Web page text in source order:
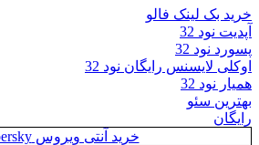
خرید بک لینک فالو
آپدیت نود 32
پسورد نود 32
اوکلی لایسنس رایگان نود 32
همیار نود 32
بهترین سئو
رایگان
خرید آنتی ویروس Kaspersky